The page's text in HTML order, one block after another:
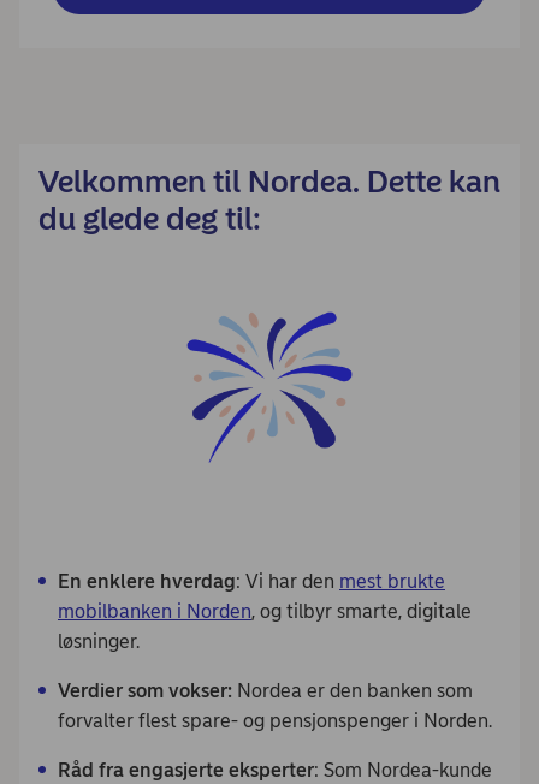
Velkommen til Nordea. Dette kan
du glede deg til:
En enklere hverdag: Vi har den mest brukte
mobilbanken i Norden, og tilbyr smarte, digitale
løsninger.
Verdier som vokser: Nordea er den banken som
forvalter flest spare- og pensjonspenger i Norden.
Råd fra engasjerte eksperter: Som Nordea-kunde